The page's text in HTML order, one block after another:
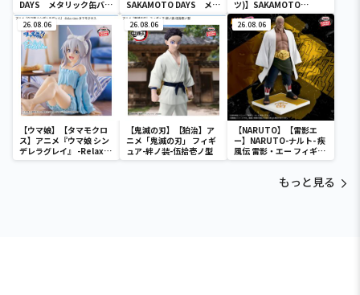
DAYS メタリック缶バッ
ジ
SAKAMOTO DAYS メタ
リック缶バッジ
ツ)】SAKAMOTO
DAYS メタリック缶バッ
ジ
26.08.06
【ウマ娘】【タマモクロ
ス】アニメ『ウマ娘 シン
デレラグレイ』 -Relax
time-タマモクロス
26.08.06
【鬼滅の刃】【狛治】ア
ニメ「鬼滅の刃」 フィギ
ュア-絆ノ装-伍拾壱ノ型
26.08.06
【NARUTO】【雷影エ
ー】NARUTO-ナルト- 疾
風伝 雷影・エー フィギュ
ア～五影集結…!!～
もっと見る